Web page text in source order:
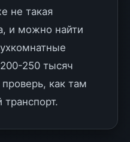
не такая
и можно найти
250 тысяч
как там